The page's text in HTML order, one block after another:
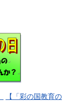
【「彩の国教育の